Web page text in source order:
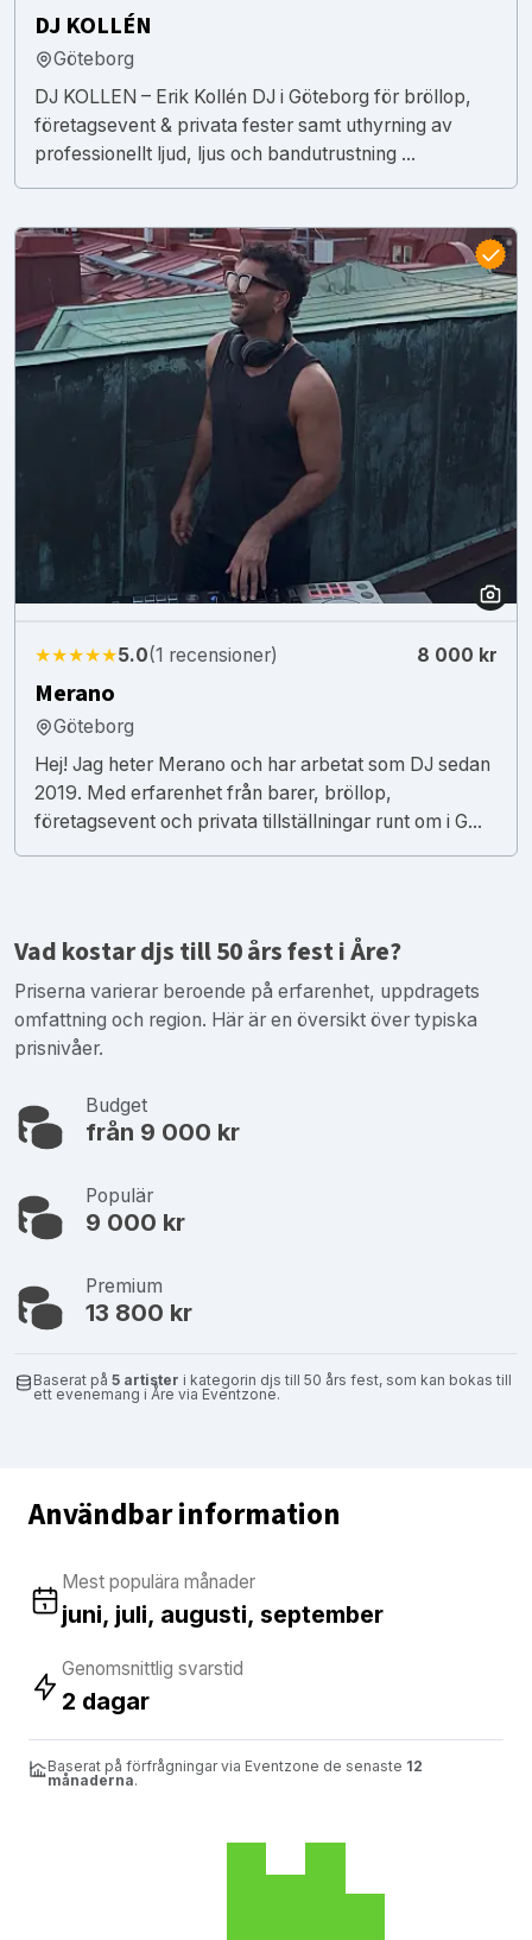
DJ KOLLÉN
Göteborg
DJ KOLLEN – Erik Kollén DJ i Göteborg för bröllop,
företagsevent & privata fester samt uthyrning av
professionellt ljud, ljus och bandutrustning ...
★★★★★5.0(1 recensioner) 8 000 kr
Merano
Göteborg
Hej! Jag heter Merano och har arbetat som DJ sedan
2019. Med erfarenhet från barer, bröllop,
företagsevent och privata tillställningar runt om i G...
Vad kostar djs till 50 års fest i Åre?
Priserna varierar beroende på erfarenhet, uppdragets
omfattning och region. Här är en översikt över typiska
prisnivåer.
Budget
från 9 000 kr
Populär
9 000 kr
Premium
13 800 kr
Baserat på 5 artister i kategorin djs till 50 års fest, som kan bokas till
ett evenemang i Åre via Eventzone.
Användbar information
Mest populära månader
juni, juli, augusti, september
Genomsnittlig svarstid
2 dagar
Baserat på förfrågningar via Eventzone de senaste 12
månaderna.